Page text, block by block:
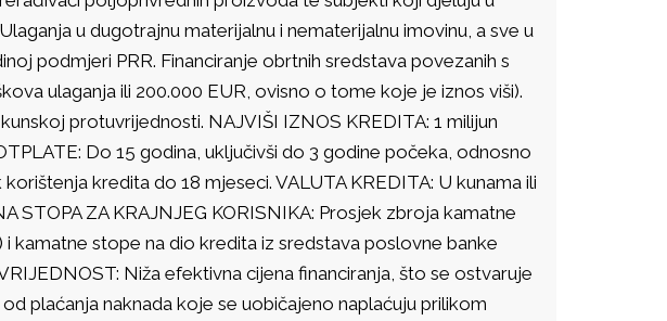
u dugotrajnu materijalnu i nematerijalnu imovinu, a sve u
podmjeri PRR. Financiranje obrtnih sredstava povezanih s
ulaganja ili 200.000 EUR, ovisno o tome koje je iznos viši).
protuvrijednosti. NAJVIŠI IZNOS KREDITA: 1 milijun
Do 15 godina, uključivši do 3 godine počeka, odnosno
kredita do 18 mjeseci. VALUTA KREDITA: U kunama ili
STOPA ZA KRAJNJEG KORISNIKA: Prosjek zbroja kamatne
kamatne stope na dio kredita iz sredstava poslovne banke
Niža efektivna cijena financiranja, što se ostvaruje
plaćanja naknada koje se uobičajeno naplaćuju prilikom